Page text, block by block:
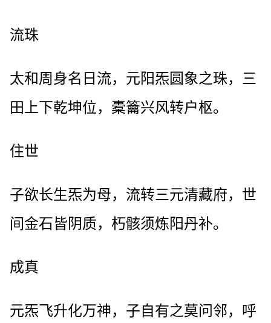
流珠
太和周身名日流，元阳炁圆象之珠，三
田上下乾坤位，橐籥兴风转户枢。
住世
子欲长生炁为母，流转三元清藏府，世
间金石皆阴质，朽骸须炼阳丹补。
成真
元炁飞升化万神，子自有之莫问邻，呼